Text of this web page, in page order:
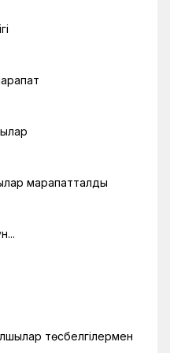
марапатталды
төсбелгілермен